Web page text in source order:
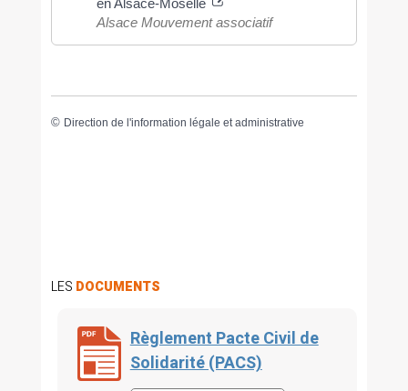
en Alsace-Moselle
Alsace Mouvement associatif
© Direction de l'information légale et administrative
LES DOCUMENTS
Règlement Pacte Civil de
Solidarité (PACS)